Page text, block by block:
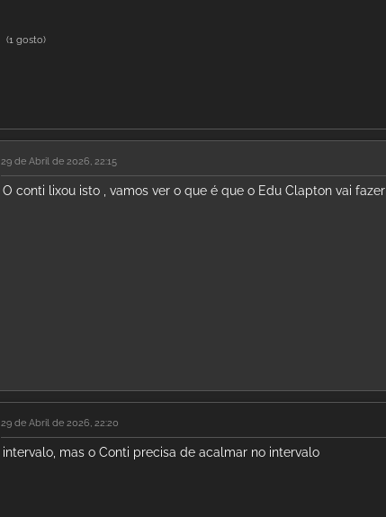
(1 gosto)
29 de Abril de 2026, 22:15
O conti lixou isto , vamos ver o que é que o Edu Clapton vai fazer
29 de Abril de 2026, 22:20
intervalo, mas o Conti precisa de acalmar no intervalo